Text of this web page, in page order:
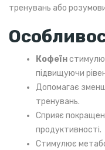
тренувань або
Кофеїн
підвищуючи
Допомагає
тренувань.
Сприяє
продуктивності.
Стимулює